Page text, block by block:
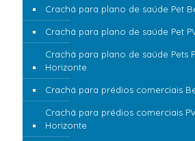
Crachá para plano de saúde Pet
Crachá para plano de saúde Pet
Crachá para plano de saúde Pets
Horizonte
Crachá para prédios comerciais
Crachá para prédios comerciais
Horizonte